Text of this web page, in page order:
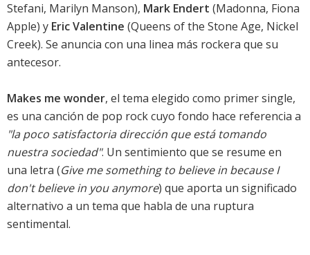
Stefani, Marilyn Manson), Mark Endert (Madonna, Fiona
Apple) y Eric Valentine (Queens of the Stone Age, Nickel
Creek). Se anuncia con una linea más rockera que su
antecesor.
Makes me wonder, el tema elegido como primer single,
es una canción de pop rock cuyo fondo hace referencia a
"la poco satisfactoria dirección que está tomando
nuestra sociedad". Un sentimiento que se resume en
una letra (Give me something to believe in because I
don't believe in you anymore) que aporta un significado
alternativo a un tema que habla de una ruptura
sentimental.